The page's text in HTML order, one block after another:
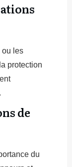
ou les
protection
de
du